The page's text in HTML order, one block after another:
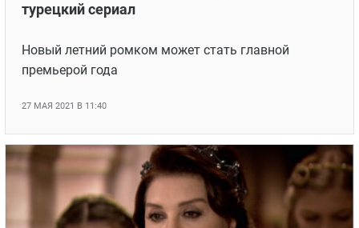
турецкий сериал
Новый летний ромком может стать главной
премьерой года
27 МАЯ 2021 В 11:40